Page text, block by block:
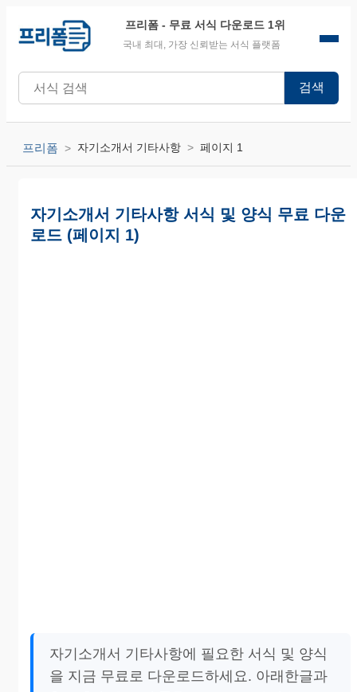
프리폼 - 무료 서식 다운로드 1위
국내 최대, 가장 신뢰받는 서식 플랫폼
검색
프리폼 자기소개서 기타사항 페이지 1
자기소개서 기타사항 서식 및 양식 무료 다운
로드 (페이지 1)
자기소개서 기타사항에 필요한 서식 및 양식
을 지금 무료로 다운로드하세요. 아래한글과